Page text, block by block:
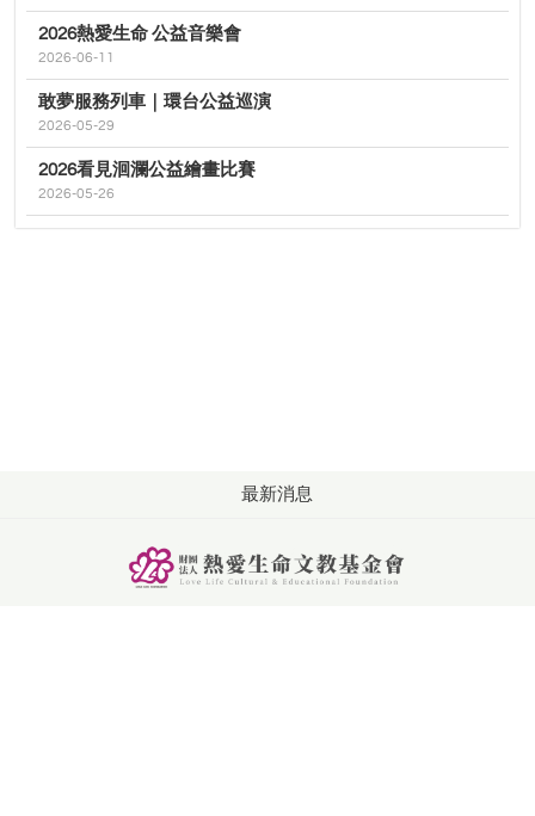
2026熱愛生命 公益音樂會
2026-06-11
敢夢服務列車｜環台公益巡演
2026-05-29
2026看見洄瀾公益繪畫比賽
2026-05-26
最新消息